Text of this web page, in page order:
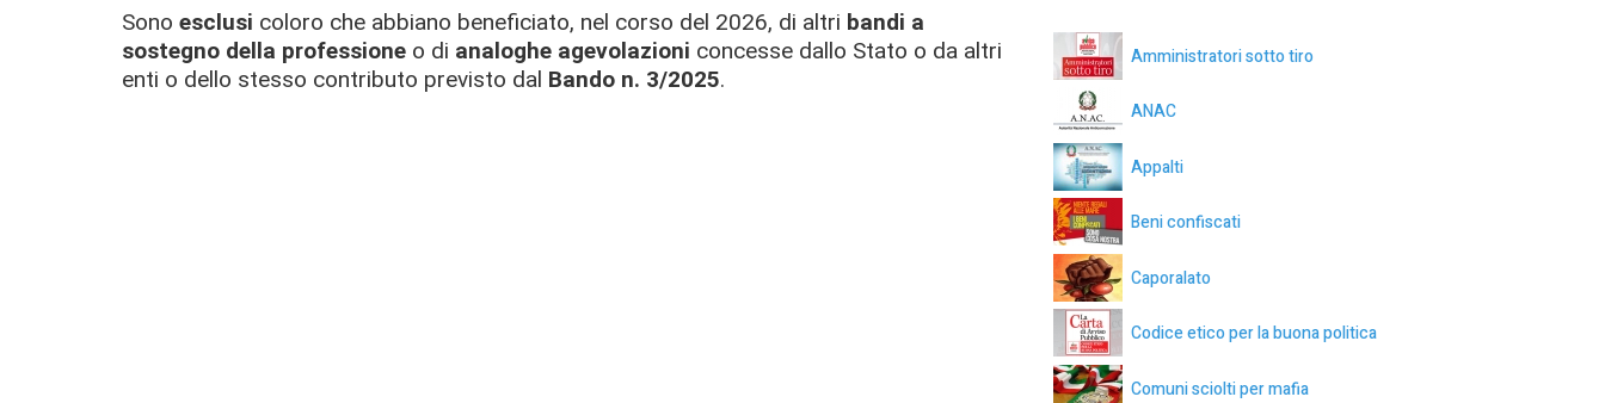
Sono esclusi coloro che abbiano beneficiato, nel corso del 2026, di altri bandi a
sostegno della professione o di analoghe agevolazioni concesse dallo Stato o da altri
enti o dello stesso contributo previsto dal Bando n. 3/2025.
Amministratori sotto tiro
ANAC
Appalti
Beni confiscati
Caporalato
Codice etico per la buona politica
Comuni sciolti per mafia